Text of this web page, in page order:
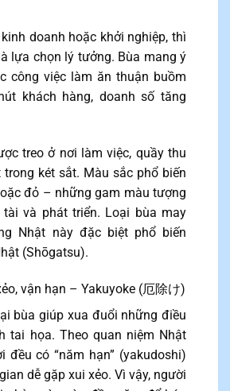
doanh hoặc khởi nghiệp, thì
lựa chọn lý tưởng. Bùa mang ý
công việc làm ăn thuận buồm
khách hàng, doanh số tăng
treo ở nơi làm việc, quầy thu
két sắt. Màu sắc phổ biến
đỏ – những gam màu tượng
và phát triển. Loại bùa may
Nhật này đặc biệt phổ biến
(Shōgatsu).
vận hạn – Yakuyoke (厄除け)
bùa giúp xua đuổi những điều
tai họa. Theo quan niệm Nhật
đều có “năm hạn” (yakudoshi)
dễ gặp xui xẻo. Vì vậy, người